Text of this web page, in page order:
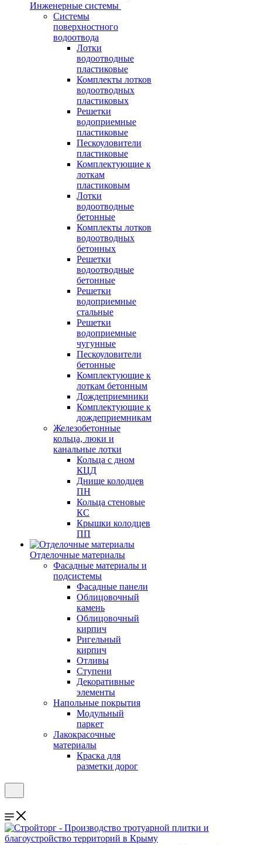
Инженерные системы
Системы
поверхностного
водоотвода
Лотки
водоотводные
пластиковые
Комплекты лотков
водоотводных
пластиковых
Решетки
водоприемные
пластиковые
Пескоуловители
пластиковые
Комплектующие к
лоткам
пластиковым
Лотки
водоотводные
бетонные
Комплекты лотков
водоотводных
бетонных
Решетки
водоотводные
бетонные
Решетки
водоприемные
стальные
Решетки
водоприемные
чугунные
Пескоуловители
бетонные
Комплектующие к
лоткам бетонным
Дождеприемники
Комплектующие к
дождеприемникам
Железобетонные
кольца, люки и
канальные лотки
Кольца с дном
КЦД
Днище колодцев
ПН
Кольца стеновые
КС
Крышки колодцев
ПП
Отделочные материалы
Фасадные материалы и
подсистемы
Фасадные панели
Облицовочный
камень
Облицовочный
кирпич
Ригельный
кирпич
Отливы
Ступени
Декоративные
элементы
Напольные покрытия
Модульный
паркет
Лакокрасочные
материалы
Краска для
разметки дорог